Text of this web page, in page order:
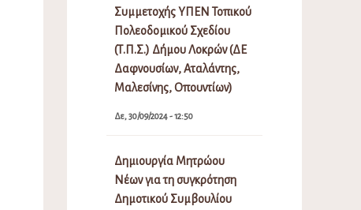
Συμμετοχής ΥΠΕΝ Τοπικού
Πολεοδομικού Σχεδίου
(Τ.Π.Σ.) Δήμου Λοκρών (ΔΕ
Δαφνουσίων, Αταλάντης,
Μαλεσίνης, Οπουντίων)
Δε, 30/09/2024 - 12:50
Δημιουργία Μητρώου
Νέων για τη συγκρότηση
Δημοτικού Συμβουλίου